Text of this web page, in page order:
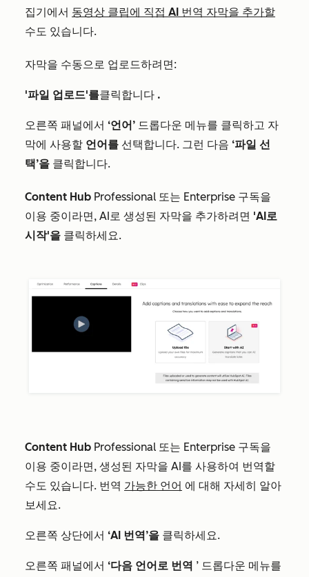
집기에서 동영상 클립에 직접 AI 번역 자막을 추가할
수도 있습니다.
자막을 수동으로 업로드하려면:
'파일 업로드'를클릭합니다 .
오른쪽 패널에서 ‘언어’ 드롭다운 메뉴를 클릭하고 자
막에 사용할 언어를 선택합니다. 그런 다음 ‘파일 선
택’을 클릭합니다.
Content Hub Professional 또는 Enterprise 구독을
이용 중이라면, AI로 생성된 자막을 추가하려면 'AI로
시작'을 클릭하세요.
Content Hub Professional 또는 Enterprise 구독을
이용 중이라면, 생성된 자막을 AI를 사용하여 번역할
수도 있습니다. 번역 가능한 언어 에 대해 자세히 알아
보세요.
오른쪽 상단에서 ‘AI 번역’을 클릭하세요.
오른쪽 패널에서 ‘다음 언어로 번역 ’ 드롭다운 메뉴를